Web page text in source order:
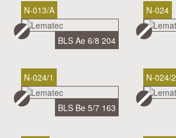
N-013/A
BLS Ae 6/8 204
N-024
N-024/1
BLS Be 5/7 163
N-024/2